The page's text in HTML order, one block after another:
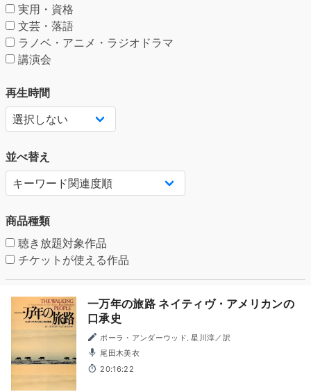
実用・資格
文芸・落語
ラノベ・アニメ・ラジオドラマ
講演会
再生時間
並べ替え
商品種類
聴き放題対象作品
チケットが使える作品
一万年の旅路 ネイティヴ・アメリカンの
口承史
ポーラ・アンダーウッド, 星川淳／訳
尾田木美衣
20:16:22